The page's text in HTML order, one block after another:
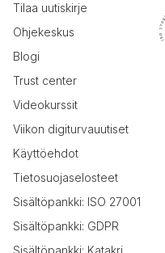
Tilaa uutiskirje
Ohjekeskus
Blogi
Trust center
Videokurssit
Viikon digiturvauutiset
Käyttöehdot
Tietosuojaselosteet
Sisältöpankki: ISO 27001
Sisältöpankki: GDPR